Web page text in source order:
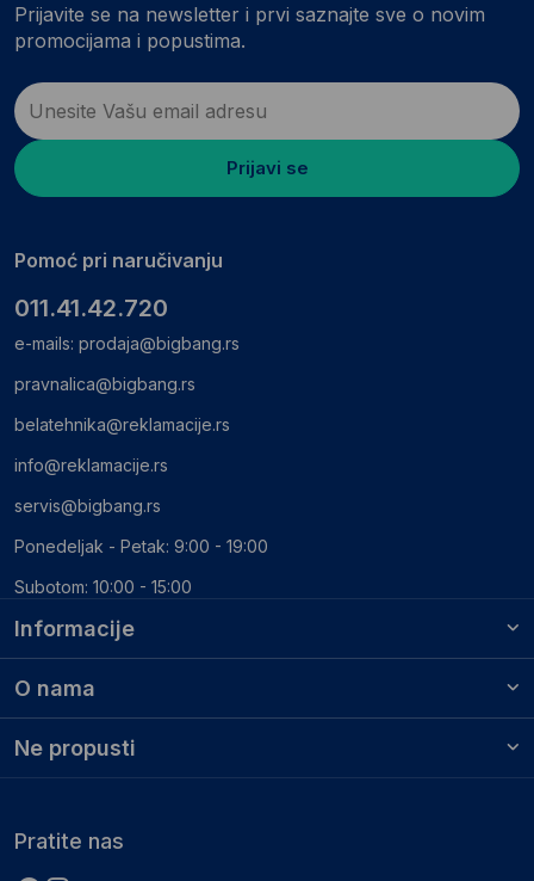
Informacije
O nama
Ne propusti
Prijavite se na newsletter i prvi saznajte sve o novim
promocijama i popustima.
Prijavi se
Pomoć pri naručivanju
011.41.42.720
e-mails: prodaja@bigbang.rs
pravnalica@bigbang.rs
belatehnika@reklamacije.rs
info@reklamacije.rs
servis@bigbang.rs
Ponedeljak - Petak: 9:00 - 19:00
Subotom: 10:00 - 15:00
Pratite nas